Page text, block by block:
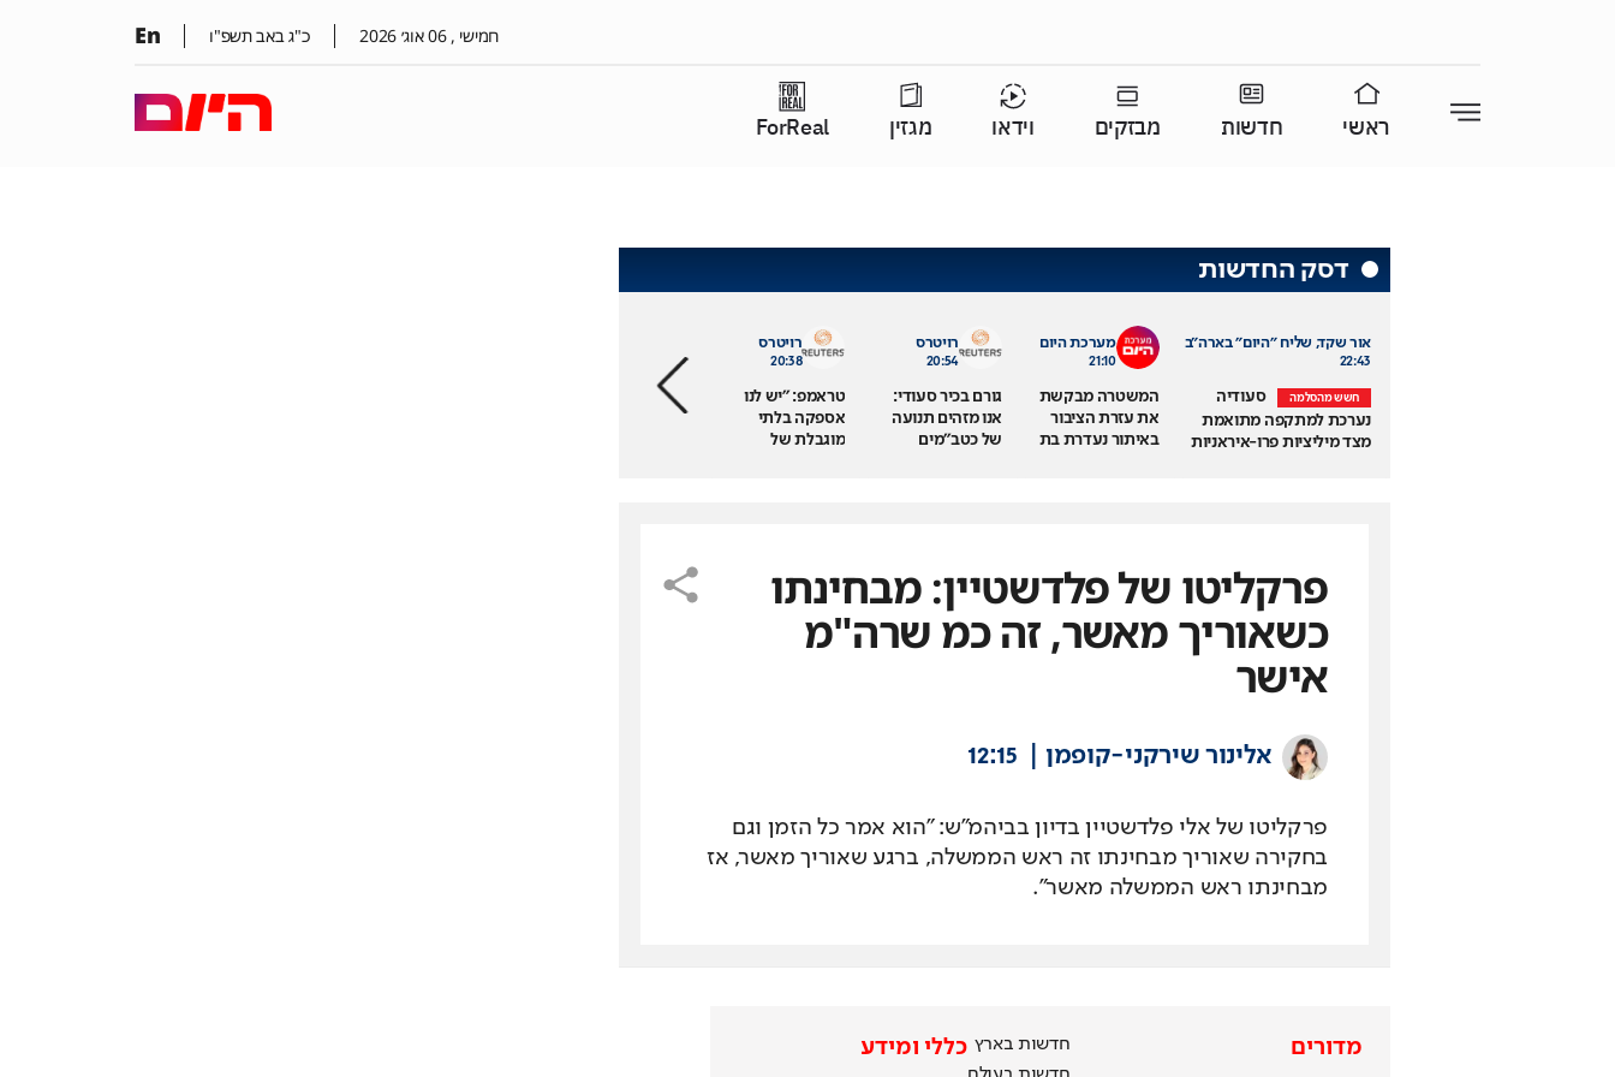
חמישי , 06אוג׳ 2026 כ"ג באב תשפ"ו En
ראשי חדשות מבזקים וידאו מגזין ForReal
דסק החדשות
אור שקד, שליח "היום" בארה"ב
22:43
חשש מהסלמה
סעודיה
נערכת למתקפה מתואמת
מצד מיליציות פרו-איראניות
מערכת היום
21:10
המשטרה מבקשת
את עזרת הציבור
באיתור נעדרת בת
רויטרס
20:54
גורם בכיר סעודי:
אנו מזהים תנועה
של כטב"מים
רויטרס
20:38
טראמפ: "יש לנו
אספקה בלתי
מוגבלת של
פרקליטו של פלדשטיין: מבחינתו
כשאוריך מאשר, זה כמ שרה"מ
אישר
אלינור שירקני-קופמן 12:15
פרקליטו של אלי פלדשטיין בדיון בביהמ"ש: "הוא אמר כל הזמן וגם
בחקירה שאוריך מבחינתו זה ראש הממשלה, ברגע שאוריך מאשר, אז
מבחינתו ראש הממשלה מאשר".
מדורים
חדשות בארץ כללי ומידע